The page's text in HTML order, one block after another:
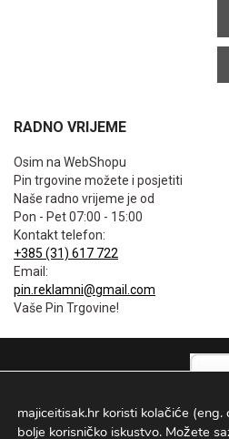
RADNO VRIJEME
Osim na WebShopu
Pin trgovine možete i posjetiti
Naše radno vrijeme je od
Pon - Pet 07:00 - 15:00
Kontakt telefon:
+385 (31) 617 722
Email:
pin.reklamni@gmail.com
Vaše Pin Trgovine!
majiceitisak.hr koristi kolačiće
bolje korisničko iskustvo. Možete